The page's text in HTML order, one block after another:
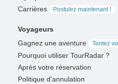
Carrières
Postulez maintenant !
Voyageurs
Gagnez une aventure
Tentez
Pourquoi utiliser TourRadar ?
Après votre réservation
Politique d'annulation